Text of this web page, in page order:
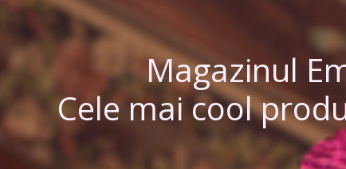
Magazinul
Cele mai cool